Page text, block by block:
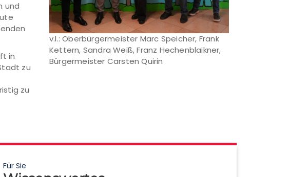
und
in
zu
zu
v.l.: Oberbürgermeister Marc Speicher, Frank
Kettern, Sandra Weiß, Franz Hechenblaikner,
Bürgermeister Carsten Quirin
Für Sie